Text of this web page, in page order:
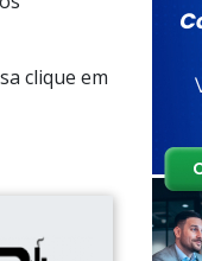
clique em